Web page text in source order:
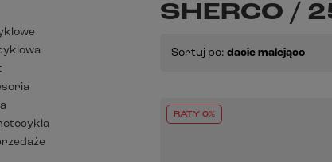
SHERCO /
Sortuj po: dacie malejąco
RATY 0%